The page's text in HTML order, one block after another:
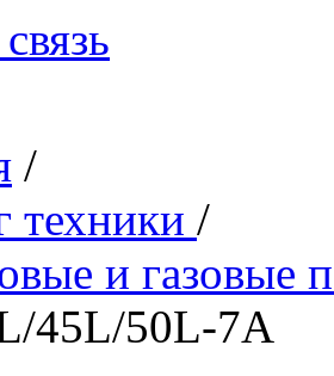
/
техники /
и газовые
45L/50L-7A